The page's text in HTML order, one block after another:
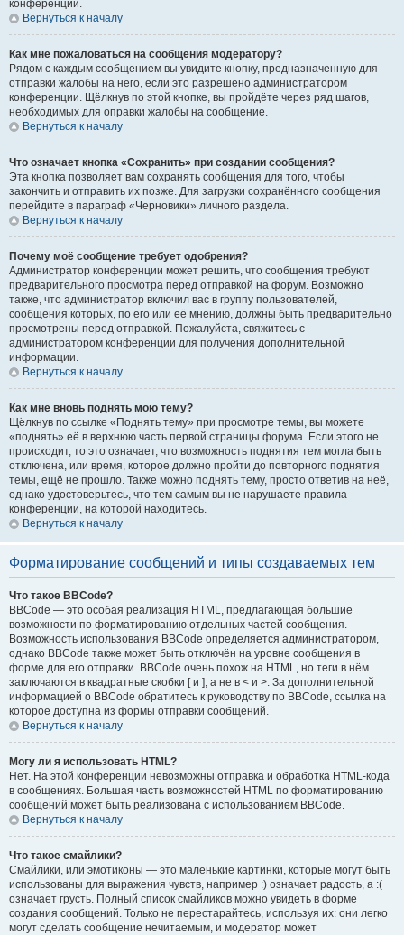
конференции.
Вернуться к началу
Как мне пожаловаться на сообщения модератору?
Рядом с каждым сообщением вы увидите кнопку, предназначенную для
отправки жалобы на него, если это разрешено администратором
конференции. Щёлкнув по этой кнопке, вы пройдёте через ряд шагов,
необходимых для оправки жалобы на сообщение.
Вернуться к началу
Что означает кнопка «Сохранить» при создании сообщения?
Эта кнопка позволяет вам сохранять сообщения для того, чтобы
закончить и отправить их позже. Для загрузки сохранённого сообщения
перейдите в параграф «Черновики» личного раздела.
Вернуться к началу
Почему моё сообщение требует одобрения?
Администратор конференции может решить, что сообщения требуют
предварительного просмотра перед отправкой на форум. Возможно
также, что администратор включил вас в группу пользователей,
сообщения которых, по его или её мнению, должны быть предварительно
просмотрены перед отправкой. Пожалуйста, свяжитесь с
администратором конференции для получения дополнительной
информации.
Вернуться к началу
Как мне вновь поднять мою тему?
Щёлкнув по ссылке «Поднять тему» при просмотре темы, вы можете
«поднять» её в верхнюю часть первой страницы форума. Если этого не
происходит, то это означает, что возможность поднятия тем могла быть
отключена, или время, которое должно пройти до повторного поднятия
темы, ещё не прошло. Также можно поднять тему, просто ответив на неё,
однако удостоверьтесь, что тем самым вы не нарушаете правила
конференции, на которой находитесь.
Вернуться к началу
Форматирование сообщений и типы создаваемых тем
Что такое BBCode?
BBCode — это особая реализация HTML, предлагающая большие
возможности по форматированию отдельных частей сообщения.
Возможность использования BBCode определяется администратором,
однако BBCode также может быть отключён на уровне сообщения в
форме для его отправки. BBCode очень похож на HTML, но теги в нём
заключаются в квадратные скобки [ и ], а не в < и >. За дополнительной
информацией о BBCode обратитесь к руководству по BBCode, ссылка на
которое доступна из формы отправки сообщений.
Вернуться к началу
Могу ли я использовать HTML?
Нет. На этой конференции невозможны отправка и обработка HTML-кода
в сообщениях. Большая часть возможностей HTML по форматированию
сообщений может быть реализована с использованием BBCode.
Вернуться к началу
Что такое смайлики?
Смайлики, или эмотиконы — это маленькие картинки, которые могут быть
использованы для выражения чувств, например :) означает радость, а :(
означает грусть. Полный список смайликов можно увидеть в форме
создания сообщений. Только не перестарайтесь, используя их: они легко
могут сделать сообщение нечитаемым, и модератор может